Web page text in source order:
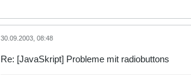
30.09.2003, 08:48
Re: [JavaSkript] Probleme mit radiobuttons